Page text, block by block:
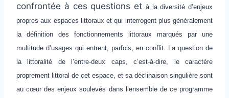
confrontée à ces questions et à la diversité d’enjeux
propres aux espaces littoraux et qui interrogent plus généralement
la définition des fonctionnements littoraux marqués par une
multitude d’usages qui entrent, parfois, en conflit. La question de
la littoralité de l’entre-deux caps, c’est-à-dire, le caractère
proprement littoral de cet espace, et sa déclinaison singulière sont
au cœur des enjeux soulevés dans l’ensemble de ce programme